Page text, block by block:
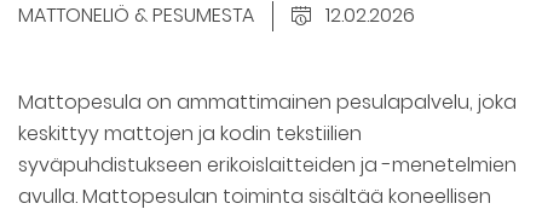
MATTONELIÖ & PESUMESTA 12.02.2026
Mattopesula on ammattimainen pesulapalvelu, joka
keskittyy mattojen ja kodin tekstiilien
syväpuhdistukseen erikoislaitteiden ja -menetelmien
avulla. Mattopesulan toiminta sisältää koneellisen